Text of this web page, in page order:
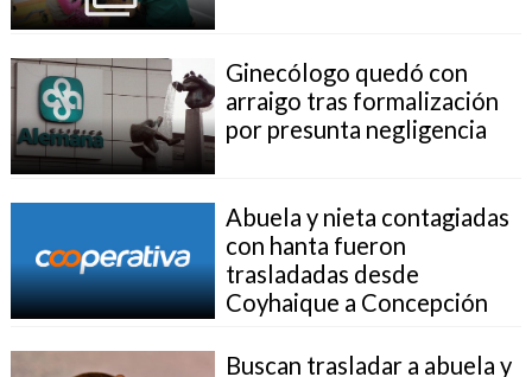
Ginecólogo quedó con
arraigo tras formalización
por presunta negligencia
Abuela y nieta contagiadas
con hanta fueron
trasladadas desde
Coyhaique a Concepción
Buscan trasladar a abuela y